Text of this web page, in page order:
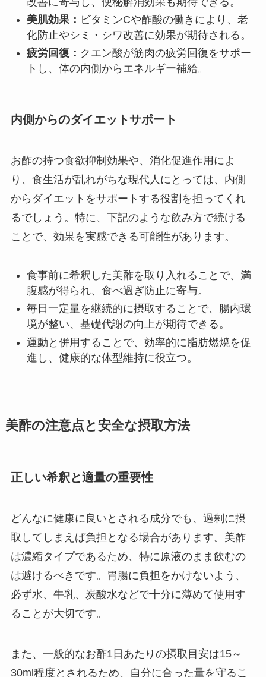
美肌効果： ビタミンCや酢酸の働きにより、老
化防止やシミ・シワ改善に効果が期待される。
疲労回復： クエン酸が筋肉の疲労回復をサポー
トし、体の内側からエネルギー補給。
内側からのダイエットサポート
お酢の持つ食欲抑制効果や、消化促進作用によ
り、食生活が乱れがちな現代人にとっては、内側
からダイエットをサポートする役割を担ってくれ
るでしょう。特に、下記のような飲み方で続ける
ことで、効果を実感できる可能性があります。
食事前に希釈した美酢を取り入れることで、満
腹感が得られ、食べ過ぎ防止に寄与。
毎日一定量を継続的に摂取することで、腸内環
境が整い、基礎代謝の向上が期待できる。
運動と併用することで、効率的に脂肪燃焼を促
進し、健康的な体型維持に役立つ。
美酢の注意点と安全な摂取方法
正しい希釈と適量の重要性
どんなに健康に良いとされる成分でも、過剰に摂
取してしまえば負担となる場合があります。美酢
は濃縮タイプであるため、特に原液のまま飲むの
は避けるべきです。胃腸に負担をかけないよう、
必ず水、牛乳、炭酸水などで十分に薄めて使用す
ることが大切です。
また、一般的なお酢1日あたりの摂取目安は15～
30ml程度とされるため、自分に合った量を守るこ